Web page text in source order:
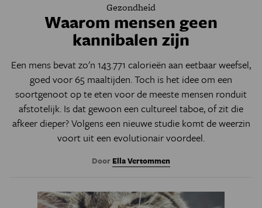
Gezondheid
Waarom mensen geen
kannibalen zijn
Een mens bevat zo'n 143.771 calorieën aan eetbaar weefsel,
goed voor 65 maaltijden. Toch is het idee om een
soortgenoot op te eten voor de meeste mensen ronduit
afstotelijk. Is dat gewoon een cultureel taboe, of zit die
afkeer dieper? Volgens een nieuwe studie komt de weerzin
voort uit een evolutionair voordeel.
Door Ella Vertommen